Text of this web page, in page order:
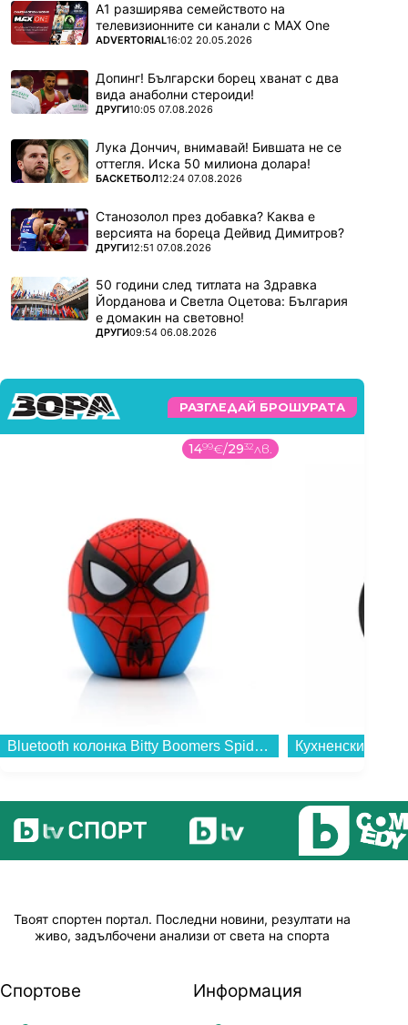
А1 разширява семейството на
телевизионните си канали с MAX One
ПОВЕЧЕ ОТ
ADVERTORIAL16:02 20.05.2026
Допинг! Български борец хванат с два
вида анаболни стероиди!
ПОВЕЧЕ ОТ
ДРУГИ10:05 07.08.2026
Лука Дончич, внимавай! Бившата не се
оттегля. Иска 50 милиона долара!
ПОВЕЧЕ ОТ
БАСКЕТБОЛ12:24 07.08.2026
Станозолол през добавка? Каква е
версията на бореца Дейвид Димитров?
ПОВЕЧЕ ОТ
ДРУГИ12:51 07.08.2026
50 години след титлата на Здравка
Йорданова и Светла Оцетова: България
е домакин на световно!
ПОВЕЧЕ ОТ
ДРУГИ09:54 06.08.2026
РАЗГЛЕДАЙ БРОШУРАТА
1499€/2932лв.
Bluetooth колонка Bitty Boomers Spider-Man - BITTYSPIDER...
Твоят спортен портал. Последни новини, резултати на
живо, задълбочени анализи от света на спорта
Спортове Информация